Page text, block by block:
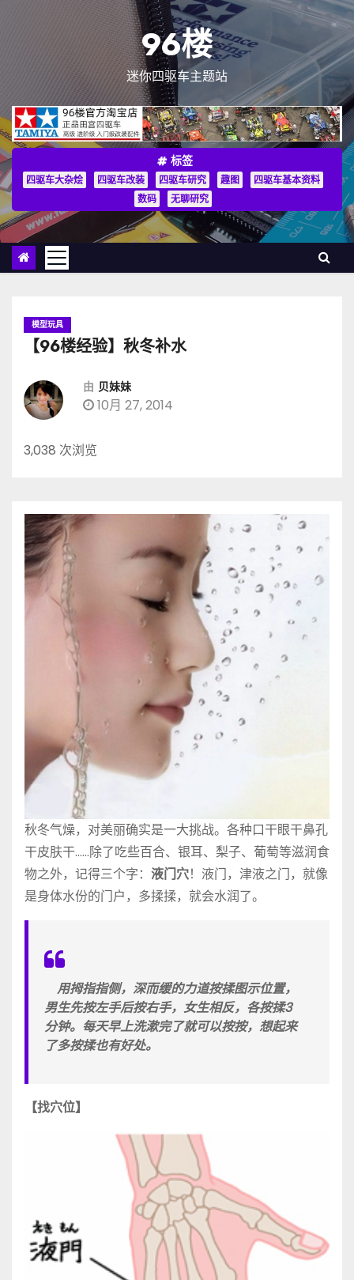
96楼
迷你四驱车主题站
标签
四驱车大杂烩 四驱车改装 四驱车研究 趣图
四驱车基本资料
数码
无聊研究
模型玩具
【96楼经验】秋冬补水
由 贝妹妹
10月 27, 2014
3,038 次浏览
秋冬气燥，对美丽确实是一大挑战。各种口干眼干鼻孔
干皮肤干……除了吃些百合、银耳、梨子、葡萄等滋润食
物之外，记得三个字： 液门穴！液门，津液之门，就像
是身体水份的门户，多揉揉，就会水润了。
用拇指指侧，深而缓的力道按揉图示位置，
男生先按左手后按右手，女生相反，各按揉3
分钟。每天早上洗漱完了就可以按按，想起来
了多按揉也有好处。
【找穴位】